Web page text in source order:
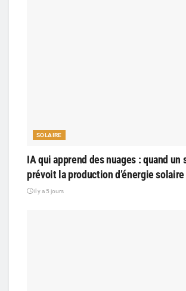
SOLAIRE
IA qui apprend des nuages : quand un
prévoit la production d’énergie solaire
il y a 5 jours